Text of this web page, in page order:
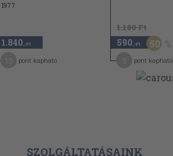
1977
1.840 ,-Ft
pont kapható
1.180 Ft
590 ,-Ft 50
pont kapható
SZOLGÁLTATÁSAINK